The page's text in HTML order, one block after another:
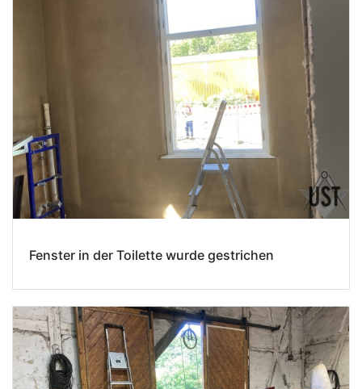
Fenster in der Toilette wurde gestrichen